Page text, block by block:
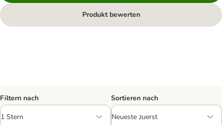
Produkt bewerten
Filtern nach Sortieren nach